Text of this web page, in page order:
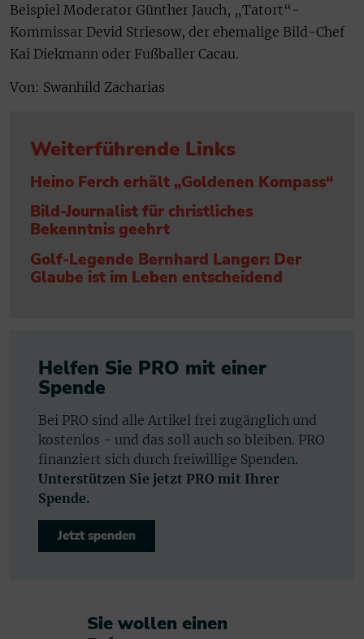
Beispiel Moderator Günther Jauch, „Tatort“-
Kommissar Devid Striesow, der ehemalige Bild-Chef
Kai Diekmann oder Fußballer Cacau.
Von: Swanhild Zacharias
Weiterführende Links
Heino Ferch erhält „Goldenen Kompass“
Bild-Journalist für christliches
Bekenntnis geehrt
Golf-Legende Bernhard Langer: Der
Glaube ist im Leben entscheidend
Helfen Sie PRO mit einer
Spende
Bei PRO sind alle Artikel frei zugänglich und
kostenlos - und das soll auch so bleiben. PRO
finanziert sich durch freiwillige Spenden.
Unterstützen Sie jetzt PRO mit Ihrer
Spende.
Jetzt spenden
Sie wollen einen